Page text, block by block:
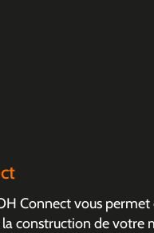
Connect vous permet
la construction de votre